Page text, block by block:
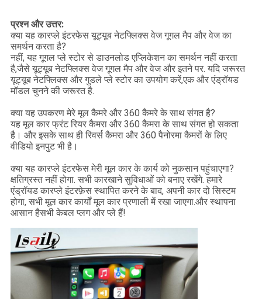
प्रश्न और उत्तर:
क्या यह कारप्ले इंटरफेस यूट्यूब नेटफ्लिक्स वेज गूगल मैप और वेज का
समर्थन करता है?
नहीं, यह गूगल प्ले स्टोर से डाउनलोड एप्लिकेशन का समर्थन नहीं करता
है,जैसे यूट्यूब नेटफ्लिक्स वेज गूगल मैप और वेज और इतने पर. यदि जरूरत
यूट्यूब नेटफ्लिक्स और गुडले प्ले स्टोर का उपयोग करें,एक और एंड्रॉयड
मॉडल चुनने की जरूरत है.
क्या यह उपकरण मेरे मूल कैमरे और 360 कैमरे के साथ संगत है?
यह मूल कार फ्रंट रियर कैमरा और 360 कैमरा के साथ संगत हो सकता
है। और इसके साथ ही रिवर्स कैमरा और 360 पैनोरमा कैमरों के लिए
वीडियो इनपुट भी है।
क्या यह कारप्ले इंटरफेस मेरी मूल कार के कार्य को नुकसान पहुंचाएगा?
क्षतिग्रस्त नहीं होगा. सभी कारखाने सुविधाओं को बनाए रखेंगे. हमारे
एंड्रॉयड कारप्ले इंटरफ़ेस स्थापित करने के बाद, अपनी कार दो सिस्टम
होगा, सभी मूल कार कार्यों मूल कार प्रणाली में रखा जाएगा.और स्थापना
आसान हैसभी केबल प्लग और प्ले हैं!